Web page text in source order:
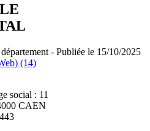
- Publiée le 15/10/2025
(14)
social : 11
CAEN